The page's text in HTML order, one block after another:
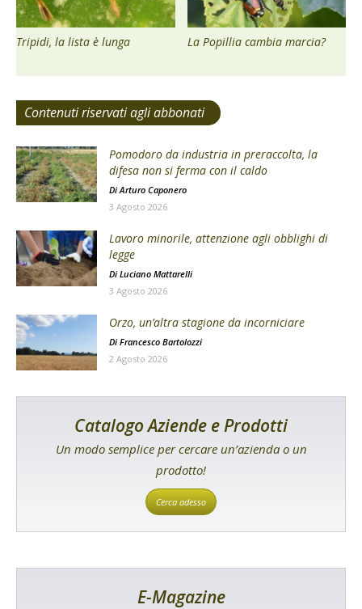
Tripidi, la lista è lunga La Popillia cambia marcia?
Contenuti riservati agli abbonati
Pomodoro da industria in preraccolta, la
difesa non si ferma con il caldo
DiArturo Caponero
3 Agosto 2026
Lavoro minorile, attenzione agli obblighi di
legge
Di Luciano Mattarelli
3 Agosto 2026
Orzo, un’altra stagione da incorniciare
Di Francesco Bartolozzi
2 Agosto 2026
Catalogo Aziende e Prodotti
Un modo semplice per cercare un’azienda o un
prodotto!
Cerca adesso
E-Magazine